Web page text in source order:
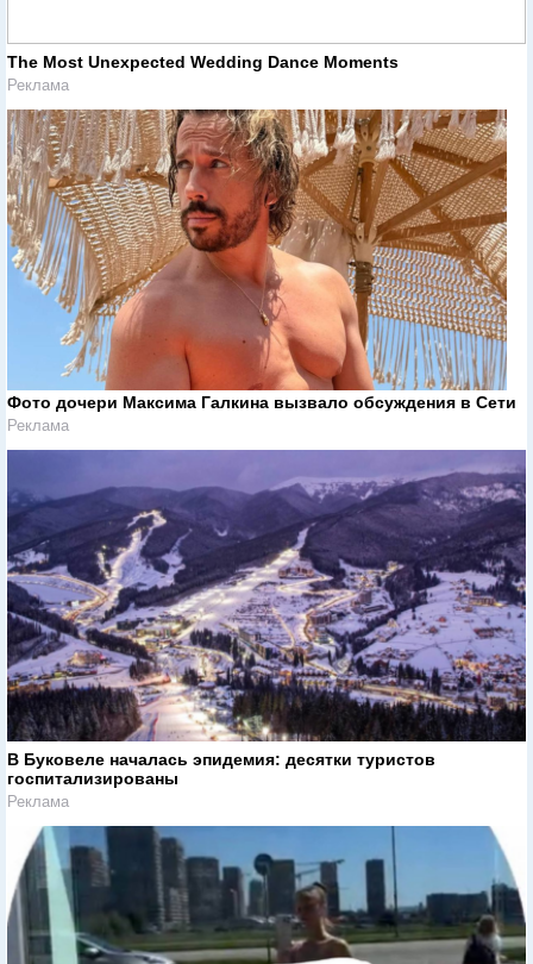
The Most Unexpected Wedding Dance Moments
Реклама
Фото дочери Максима Галкина вызвало обсуждения в Сети
Реклама
В Буковеле началась эпидемия: десятки туристов
госпитализированы
Реклама